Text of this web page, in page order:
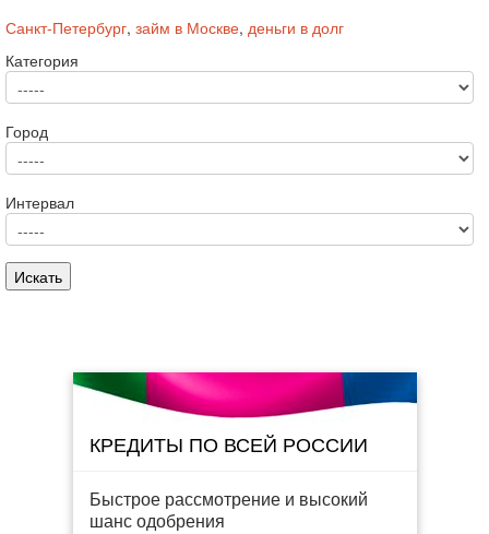
Санкт-Петербург, займ в Москве, деньги в долг
Категория
Город
Интервал
КРЕДИТЫ ПО ВСЕЙ РОССИИ
Быстрое рассмотрение и высокий
шанс одобрения